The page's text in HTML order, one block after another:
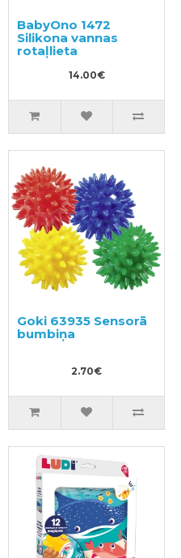
BabyOno 1472
Silikona vannas
rotaļlieta
14.00€
Goki 63935 Sensorā
bumbiņa
2.70€